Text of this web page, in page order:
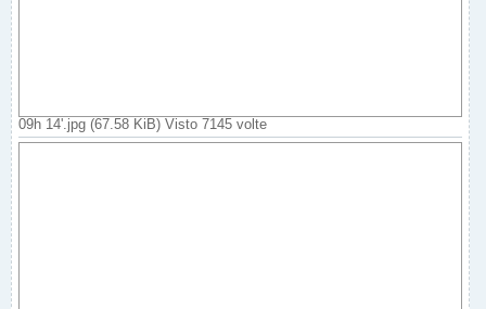
09h 14'.jpg (67.58 KiB) Visto 7145 volte